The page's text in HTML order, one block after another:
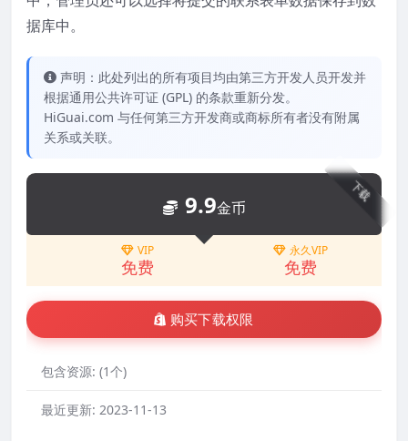
据库中。
声明：此处列出的所有项目均由第三方开发人员开发并
根据通用公共许可证 (GPL) 的条款重新分发。
HiGuai.com 与任何第三方开发商或商标所有者没有附属
关系或关联。
下载
9.9金币
VIP
免费
永久VIP
免费
购买下载权限
包含资源: (1个)
最近更新: 2023-11-13